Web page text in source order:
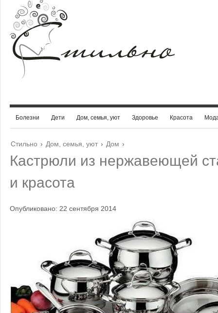
Болезни Дети Дом, семья, уют Здоровье Красота
Стильно › Дом, семья, уют › Дом ›
Кастрюли из нержавеющей
и красота
Опубликовано: 22 сентября 2014